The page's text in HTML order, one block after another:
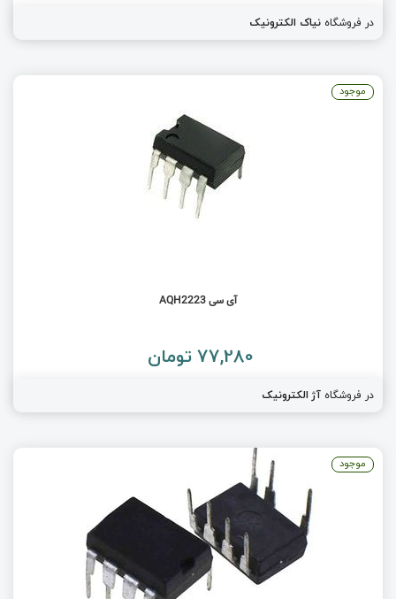
در فروشگاه نیاک الکترونیک
آی سی AQH2223
77,280 تومان
در فروشگاه آژ الکترونیک
موجود
موجود